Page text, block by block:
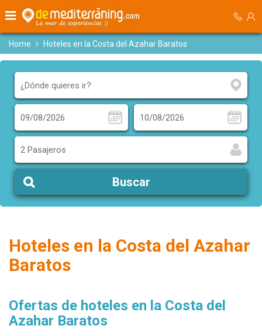
Home Hoteles en la Costa del Azahar Baratos
2 Pasajeros
Buscar
Hoteles en la Costa del Azahar
Baratos
Ofertas de hoteles en la Costa del
Azahar Baratos